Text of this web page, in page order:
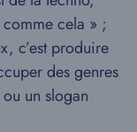
cela » ;
c’est produire
des genres
ou un slogan